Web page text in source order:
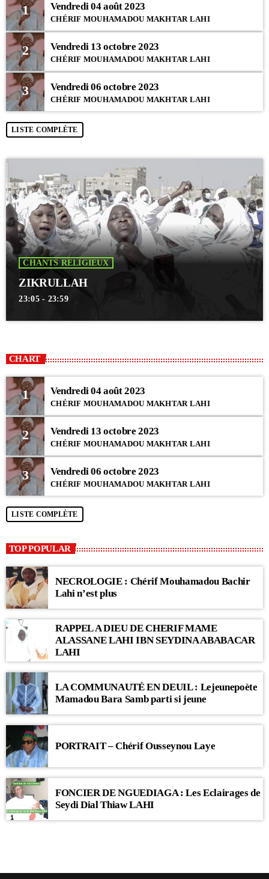
1 Vendredi 04 août 2023
CHÉRIF MOUHAMADOU MAKHTAR LAHI
2 Vendredi 13 octobre 2023
CHÉRIF MOUHAMADOU MAKHTAR LAHI
3 Vendredi 06 octobre 2023
CHÉRIF MOUHAMADOU MAKHTAR LAHI
LISTE COMPLÈTE
CHANTS RELIGIEUX
ZIKRULLAH
23:05 - 23:59
CHART
1 Vendredi 04 août 2023
CHÉRIF MOUHAMADOU MAKHTAR LAHI
2 Vendredi 13 octobre 2023
CHÉRIF MOUHAMADOU MAKHTAR LAHI
3 Vendredi 06 octobre 2023
CHÉRIF MOUHAMADOU MAKHTAR LAHI
LISTE COMPLÈTE
TOP POPULAR
NECROLOGIE : Chérif Mouhamadou Bachir
Lahi n’est plus
RAPPEL A DIEU DE CHERIF MAME
ALASSANE LAHI IBN SEYDINA ABABACAR
LAHI
LA COMMUNAUTÉ EN DEUIL : Lejeunepoète
Mamadou Bara Samb parti si jeune
PORTRAIT – Chérif Ousseynou Laye
FONCIER DE NGUEDIAGA : Les Eclairages de
Seydi Dial Thiaw LAHI